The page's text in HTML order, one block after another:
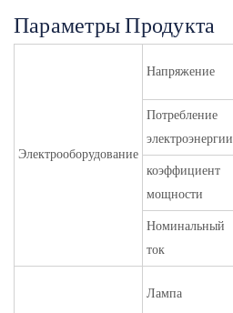
Параметры Продукта
Электрооборудование
Напряжение
Потребление
электроэнергии
коэффициент
мощности
Номинальный
ток
Лампа